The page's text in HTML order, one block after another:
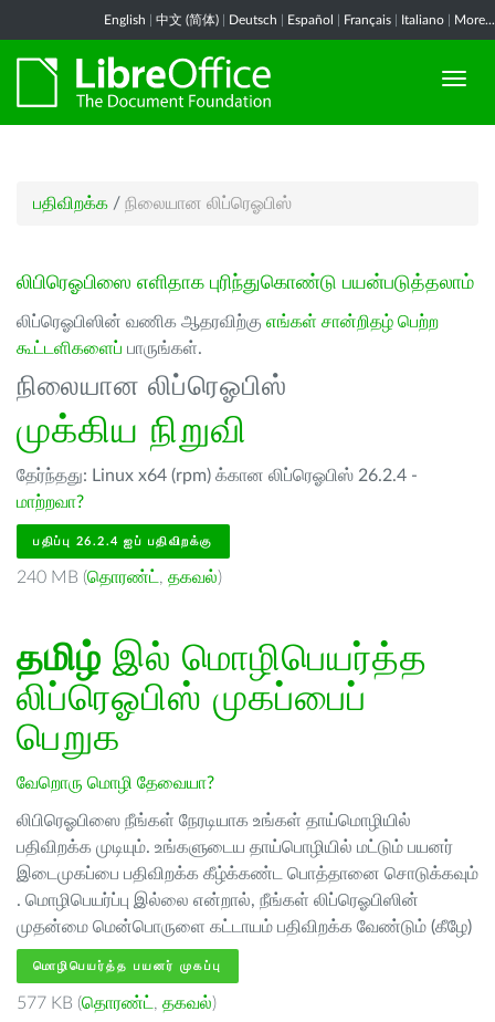
English 中文 (简体) Deutsch Español Français Italiano More...
பதிவிறக்க / நிலையான லிப்ரெஓபிஸ்
லிபிரெஓபிஸை எளிதாக புரிந்துகொண்டு பயன்படுத்தலாம்
லிப்ரெஓபிஸின் வணிக ஆதரவிற்கு எங்கள் சான்றிதழ் பெற்ற
கூட்டளிகளைப் பாருங்கள்.
நிலையான லிப்ரெஓபிஸ்
முக்கிய நிறுவி
தேர்ந்தது: Linux x64 (rpm) க்கான லிப்ரெஓபிஸ் 26.2.4 -
மாற்றவா?
பதிப்பு 26.2.4 ஐப் பதிவிறக்கு
240 MB (தொரண்ட் , தகவல்)
தமிழ் இல் மொழிபெயர்த்த
லிப்ரெஓபிஸ் முகப்பைப்
பெறுக
வேறொரு மொழி தேவையா?
லிபிரெஓபிஸை நீங்கள் நேரடியாக உங்கள் தாய்மொழியில்
பதிவிறக்க முடியும். உங்களுடைய தாய்பொழியில் மட்டும் பயனர்
இடைமுகப்பை பதிவிறக்க கீழ்க்கண்ட பொத்தானை சொடுக்கவும்
. மொழிபெயர்ப்பு இல்லை என்றால், நீங்கள் லிப்ரெஓபிஸின்
முதன்மை மென்பொருளை கட்டாயம் பதிவிறக்க வேண்டும் (கீழே)
மொழிபெயர்த்த பயனர் முகப்பு
577 KB (தொரண்ட் , தகவல்)